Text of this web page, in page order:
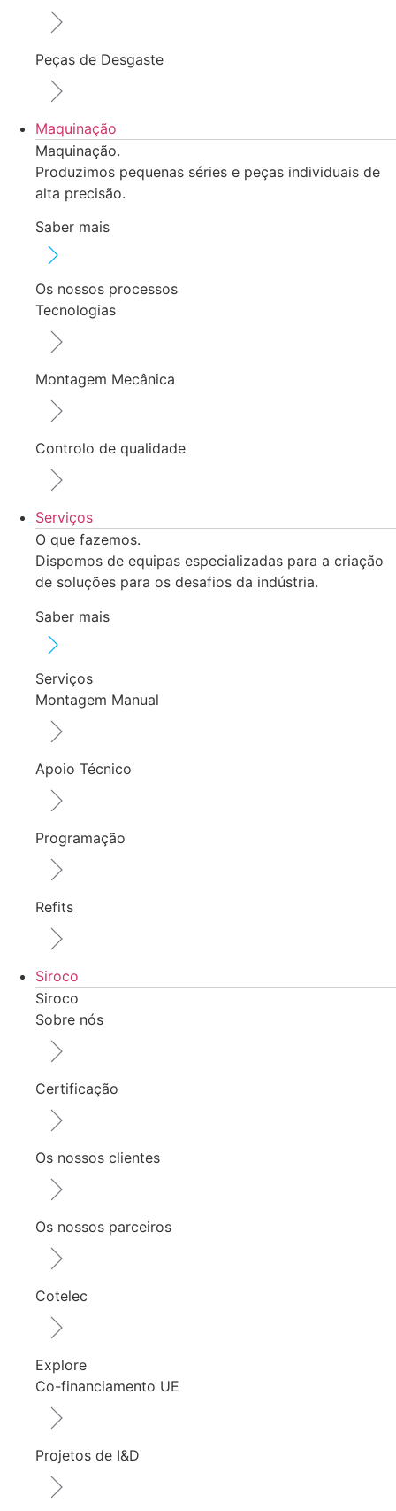
Peças de Desgaste
Maquinação
Maquinação.
Produzimos pequenas séries e peças individuais de
alta precisão.
Saber mais
Os nossos processos
Tecnologias
Montagem Mecânica
Controlo de qualidade
Serviços
O que fazemos.
Dispomos de equipas especializadas para a criação
de soluções para os desafios da indústria.
Saber mais
Serviços
Montagem Manual
Apoio Técnico
Programação
Refits
Siroco
Siroco
Sobre nós
Certificação
Os nossos clientes
Os nossos parceiros
Cotelec
Explore
Co-financiamento UE
Projetos de I&D